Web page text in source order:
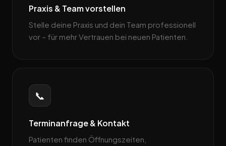
Praxis & Team vorstellen
Stelle deine Praxis und dein Team professionell
vor – für mehr Vertrauen bei neuen Patienten.
📞
Terminanfrage & Kontakt
Patienten finden Öffnungszeiten,